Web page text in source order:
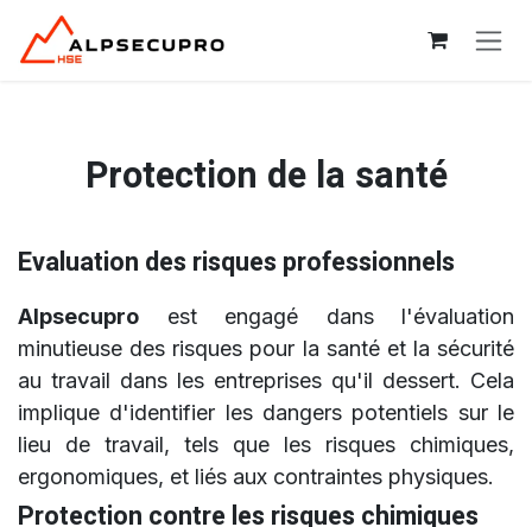
Se rendre au contenu
Protection de la santé
Evaluation des risques professionnels
Alpsecupro est engagé dans l'évaluation
minutieuse des risques pour la santé et la sécurité
au travail dans les entreprises qu'il dessert. Cela
implique d'identifier les dangers potentiels sur le
lieu de travail, tels que les risques chimiques,
ergonomiques, et liés aux contraintes physiques.
Protection contre les risques chimiques